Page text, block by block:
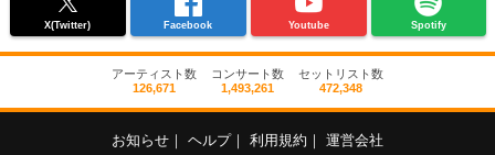
X(Twitter) Facebook Youtube Spotify
アーティスト数
126,671
コンサート数
1,493,261
セットリスト数
472,348
お知らせ ヘルプ 利用規約
運営会社